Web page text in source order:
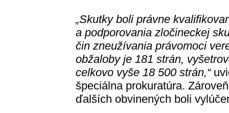
„Skutky boli právne
a podporovania zločineckej
čin zneužívania právomoci
obžaloby je 181 strán,
celkovo vyše 18 500 strán,“
špeciálna prokuratúra.
ďalších obvinených boli